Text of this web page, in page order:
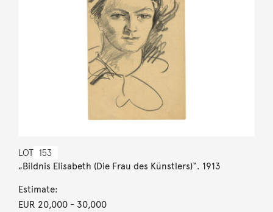
LOT 153
„Bildnis Elisabeth (Die Frau des Künstlers)“. 1913
Estimate:
EUR 20,000- 30,000